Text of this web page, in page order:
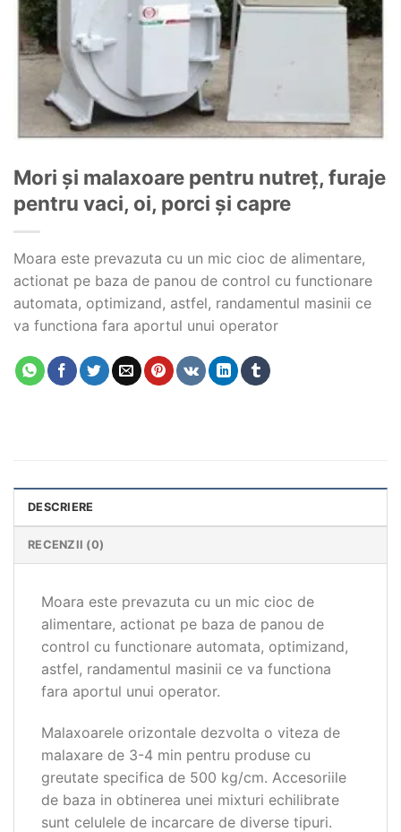
Mori și malaxoare pentru nutreț, furaje
pentru vaci, oi, porci și capre
Moara este prevazuta cu un mic cioc de alimentare,
actionat pe baza de panou de control cu functionare
automata, optimizand, astfel, randamentul masinii ce
va functiona fara aportul unui operator
DESCRIERE
RECENZII (0)
Moara este prevazuta cu un mic cioc de
alimentare, actionat pe baza de panou de
control cu functionare automata, optimizand,
astfel, randamentul masinii ce va functiona
fara aportul unui operator.
Malaxoarele orizontale dezvolta o viteza de
malaxare de 3-4 min pentru produse cu
greutate specifica de 500 kg/cm. Accesoriile
de baza in obtinerea unei mixturi echilibrate
sunt celulele de incarcare de diverse tipuri.